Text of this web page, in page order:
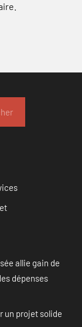
allie gain de
dépenses
un projet solide